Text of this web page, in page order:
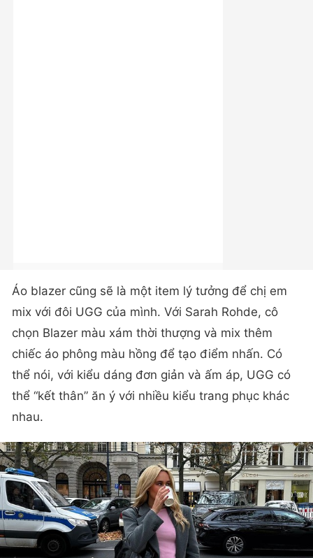
Áo blazer cũng sẽ là một item lý tưởng để chị em
mix với đôi UGG của mình. Với Sarah Rohde, cô
chọn Blazer màu xám thời thượng và mix thêm
chiếc áo phông màu hồng để tạo điểm nhấn. Có
thể nói, với kiểu dáng đơn giản và ấm áp, UGG có
thể “kết thân” ăn ý với nhiều kiểu trang phục khác
nhau.